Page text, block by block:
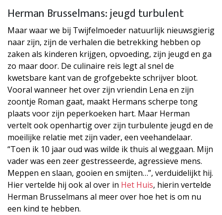
Herman Brusselmans: jeugd turbulent
Maar waar we bij Twijfelmoeder natuurlijk nieuwsgierig
naar zijn, zijn de verhalen die betrekking hebben op
zaken als kinderen krijgen, opvoeding, zijn jeugd en ga
zo maar door. De culinaire reis legt al snel de
kwetsbare kant van de grofgebekte schrijver bloot.
Vooral wanneer het over zijn vriendin Lena en zijn
zoontje Roman gaat, maakt Hermans scherpe tong
plaats voor zijn peperkoeken hart. Maar Herman
vertelt ook openhartig over zijn turbulente jeugd en de
moeilijke relatie met zijn vader, een veehandelaar.
“Toen ik 10 jaar oud was wilde ik thuis al weggaan. Mijn
vader was een zeer gestresseerde, agressieve mens.
Meppen en slaan, gooien en smijten…”, verduidelijkt hij.
Hier vertelde hij ook al over in Het Huis, hierin vertelde
Herman Brusselmans al meer over hoe het is om nu
een kind te hebben.